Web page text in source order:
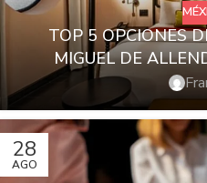
TOP 5 OPCIONES
MIGUEL DE
28
AGO